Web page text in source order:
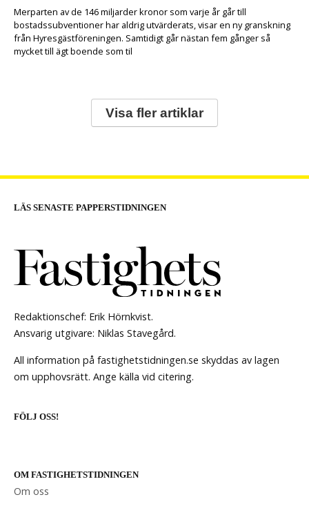
Merparten av de 146 miljarder kronor som varje år går till
bostadssubventioner har aldrig utvärderats, visar en ny granskning
från Hyresgästföreningen. Samtidigt går nästan fem gånger så
mycket till ägt boende som til
Visa fler artiklar
Redaktionschef: Erik Hörnkvist.
Ansvarig utgivare: Niklas Stavegård.
All information på fastighetstidningen.se skyddas av lagen
om upphovsrätt. Ange källa vid citering.
FÖLJ OSS!
OM FASTIGHETSTIDNINGEN
Om oss
LÄS SENASTE PAPPERSTIDNINGEN